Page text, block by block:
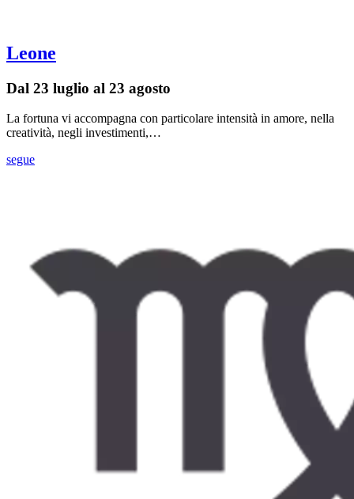
Leone
Dal 23 luglio al 23 agosto
La fortuna vi accompagna con particolare intensità in amore, nella
creatività, negli investimenti,…
segue